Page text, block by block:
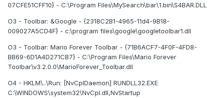
07CFE51CFF10} - C:\Program Files\MySearch\bar\1.bin\S4BAR.DLL
O3 - Toolbar: &Google - {2318C2B1-4965-11d4-9B18-
009027A5CD4F} - c:\program files\google\googletoolbar1.dll
O3 - Toolbar: Mario Forever Toolbar - {71B6ACF7-4F0F-4FD8-
BB69-6D1A4D271CB7} - C:\Program Files\Mario Forever
Toolbar\v3.2.0.0\MarioForever_Toolbar.dll
O4 - HKLM\..\Run: [NvCplDaemon] RUNDLL32.EXE
C:\WINDOWS\system32\NvCpl.dll,NvStartup